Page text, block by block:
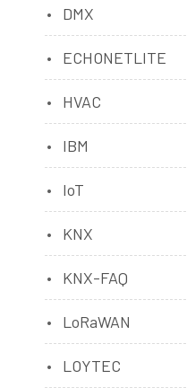
DMX
ECHONETLITE
HVAC
IBM
IoT
KNX
KNX-FAQ
LoRaWAN
LOYTEC